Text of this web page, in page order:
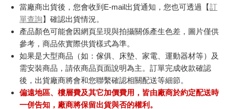
當廠商出貨後，您會收到E-mail出貨通知，您也可透過【訂
單查詢】確認出貨情況。
產品顏色可能會因網頁呈現與拍攝關係產生色差，圖片僅供
參考，商品依實際供貨樣式為準。
如果是大型商品（如：傢俱、床墊、家電、運動器材等）及
需安裝商品，請依商品頁面說明為主。訂單完成收款確認
後，出貨廠商將會和您聯繫確認相關配送等細節。
偏遠地區、樓層費及其它加價費用，皆由廠商於約定配送時
一併告知，廠商將保留出貨與否的權利。